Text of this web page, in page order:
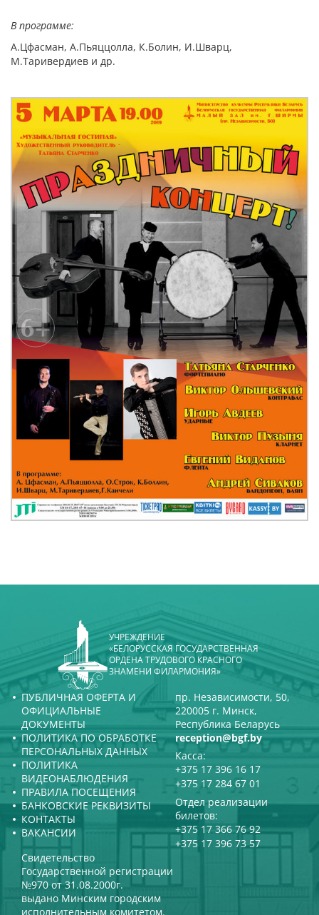
В программе:
А.Цфасман, А.Пьяццолла, К.Болин, И.Шварц,
М.Таривердиев и др.
УЧРЕЖДЕНИЕ
«БЕЛОРУССКАЯ ГОСУДАРСТВЕННАЯ
ОРДЕНА ТРУДОВОГО КРАСНОГО
ЗНАМЕНИ ФИЛАРМОНИЯ»
ПУБЛИЧНАЯ ОФЕРТА И
ОФИЦИАЛЬНЫЕ
ДОКУМЕНТЫ
ПОЛИТИКА ПО ОБРАБОТКЕ
ПЕРСОНАЛЬНЫХ ДАННЫХ
ПОЛИТИКА
ВИДЕОНАБЛЮДЕНИЯ
ПРАВИЛА ПОСЕЩЕНИЯ
БАНКОВСКИЕ РЕКВИЗИТЫ
КОНТАКТЫ
ВАКАНСИИ
пр. Независимости, 50,
220005 г. Минск,
Республика Беларусь
reception@bgf.by
Касса:
+375 17 396 16 17
+375 17 284 67 01
Отдел реализации
билетов:
+375 17 366 76 92
+375 17 396 73 57
Свидетельство
Государственной регистрации
№970 от 31.08.2000г.
выдано Минским городским
исполнительным комитетом.